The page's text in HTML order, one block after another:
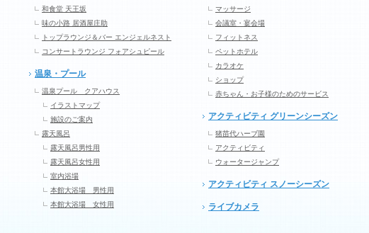
和食堂 天王坂
味の小路 居酒屋庄助
トップラウンジ＆バー エンジェルネスト
コンサートラウンジ フォアシュピール
温泉・プール
温泉プール クアハウス
イラストマップ
施設のご案内
露天風呂
露天風呂男性用
露天風呂女性用
室内浴場
本館大浴場 男性用
本館大浴場 女性用
マッサージ
会議室・宴会場
フィットネス
ペットホテル
カラオケ
ショップ
赤ちゃん・お子様のためのサービス
アクティビティ グリーンシーズン
猪苗代ハーブ園
アクティビティ
ウォータージャンプ
アクティビティ スノーシーズン
ライブカメラ